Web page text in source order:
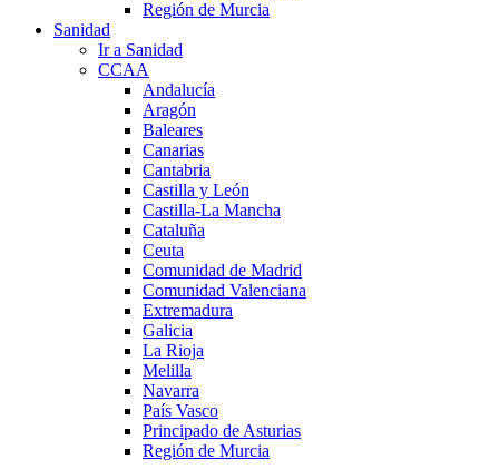
Región de Murcia
Sanidad
Ir a Sanidad
CCAA
Andalucía
Aragón
Baleares
Canarias
Cantabria
Castilla y León
Castilla-La Mancha
Cataluña
Ceuta
Comunidad de Madrid
Comunidad Valenciana
Extremadura
Galicia
La Rioja
Melilla
Navarra
País Vasco
Principado de Asturias
Región de Murcia